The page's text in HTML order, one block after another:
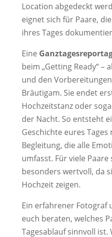
Location abgedeckt
eignet sich für Paare,
ihres Tages
Eine
beim „Getting Ready“ –
und den
Bräutigam. Sie endet
Hochzeitstanz oder
der Nacht. So entsteht
Geschichte eures
Begleitung, die alle
umfasst. Für viele
besonders wertvoll, da
Hochzeit zeigen.
Ein erfahrener Fotograf
euch beraten, welches
Tagesablauf sinnvoll ist.